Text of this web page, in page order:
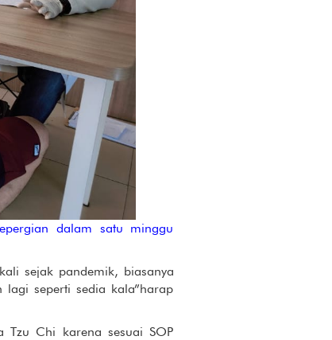
dalam satu minggu
sejak pandemik, biasanya
seperti sedia kala”harap
Tzu Chi karena sesuai SOP